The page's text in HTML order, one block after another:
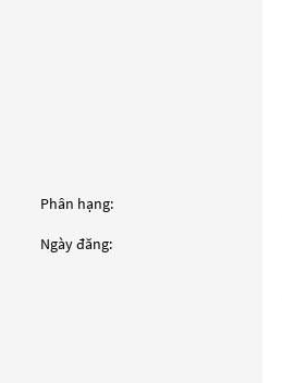
Phân hạng:
Ngày đăng: